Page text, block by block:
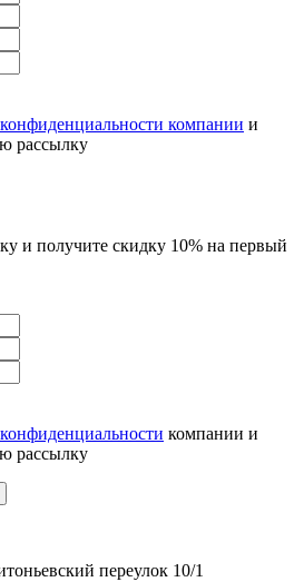
компании и
рассылку
и получите скидку 10% на первый
компании и
рассылку
переулок 10/1